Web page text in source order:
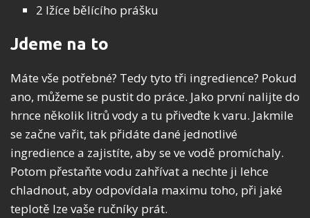
2 lžíce bělícího prášku
Jdeme na to
Máte vše potřebné? Tedy tyto tři ingredience? Pokud
ano, můžeme se pustit do práce. Jako první nalijte do
hrnce několik litrů vody a tu přiveďte k varu. Jakmile
se začne vařit, tak přidáte dané jednotlivé
ingredience a zajistíte, aby se ve vodě promíchaly.
Potom přestaňte vodu zahřívat a nechte ji lehce
chladnout, aby odpovídala maximu toho, při jaké
teplotě lze vaše ručníky prát.